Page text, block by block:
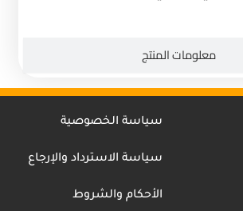
معلومات المنتج
سياسة الخصوصية
سياسة الاسترداد والإرجاع
الأحكام والشروط